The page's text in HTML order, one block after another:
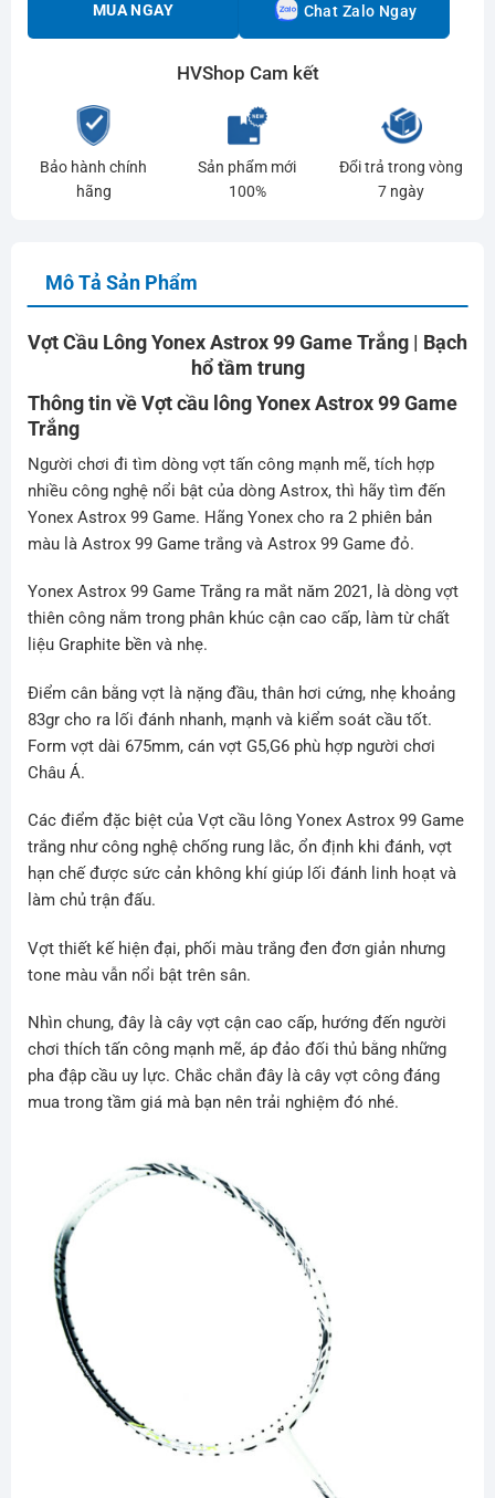
MUA NGAY Chat Zalo Ngay
HVShop Cam kết
Bảo hành chính
hãng
Sản phẩm mới
100%
Đổi trả trong vòng
7 ngày
Mô Tả Sản Phẩm
Vợt Cầu Lông Yonex Astrox 99 Game Trắng | Bạch
hổ tầm trung
Thông tin về Vợt cầu lôngYonex Astrox99 Game
Trắng
Người chơi đi tìm dòng vợt tấn công mạnh mẽ, tích hợp
nhiều công nghệ nổi bật của dòng Astrox, thì hãy tìm đến
Yonex Astrox 99 Game. Hãng Yonex cho ra 2 phiên bản
màu là Astrox 99 Game trắng và Astrox 99 Game đỏ.
Yonex Astrox 99 Game Trắng ra mắt năm 2021, là dòng vợt
thiên công nằm trong phân khúc cận cao cấp, làm từ chất
liệu Graphite bền và nhẹ.
Điểm cân bằng vợt là nặng đầu, thân hơi cứng, nhẹ khoảng
83gr cho ra lối đánh nhanh, mạnh và kiểm soát cầu tốt.
Form vợt dài 675mm, cán vợt G5,G6 phù hợp người chơi
Châu Á.
Các điểm đặc biệt của Vợt cầu lông Yonex Astrox 99 Game
trắng như công nghệ chống rung lắc, ổn định khi đánh, vợt
hạn chế được sức cản không khí giúp lối đánh linh hoạt và
làm chủ trận đấu.
Vợt thiết kế hiện đại, phối màu trắng đen đơn giản nhưng
tone màu vẫn nổi bật trên sân.
Nhìn chung, đây là cây vợt cận cao cấp, hướng đến người
chơi thích tấn công mạnh mẽ, áp đảo đối thủ bằng những
pha đập cầu uy lực. Chắc chắn đây là cây vợt công đáng
mua trong tầm giá mà bạn nên trải nghiệm đó nhé.